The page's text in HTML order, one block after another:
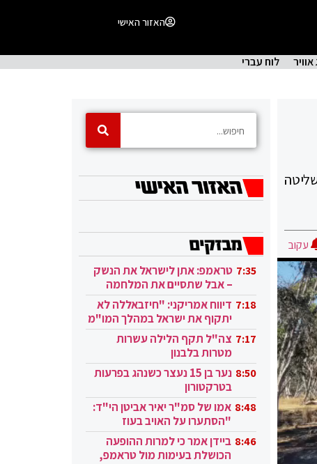
האזור האישי
לוח עברי
עקוב
7:35 טראמפ: אתן לישראל את הנשק
– אבל שתסיים את המלחמה
בעזה 7:18 דיווח אמריקני: "חיזבאללה לא
יתקוף את ישראל במהלך המו"מ
בקטאר" 7:17 צה"ל תקף הלילה עשרות
מטרות בלבנון
8:50
נער בן 15 נעצר כשנהג בפרעות
בטרקטורון
8:48 אמו של סמ"ר יאיר אביטן הי"ד:
"הסתערו על האויב בעוז
ובגבורה" 8:46 ביידן אמר כי למרות ההופעה
הכושלת בעימות מול טראמפ,